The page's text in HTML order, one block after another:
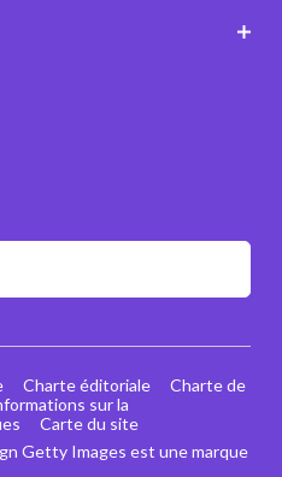
Getty Images est une marque
Charte éditoriale
Charte de
sur la
Carte du site